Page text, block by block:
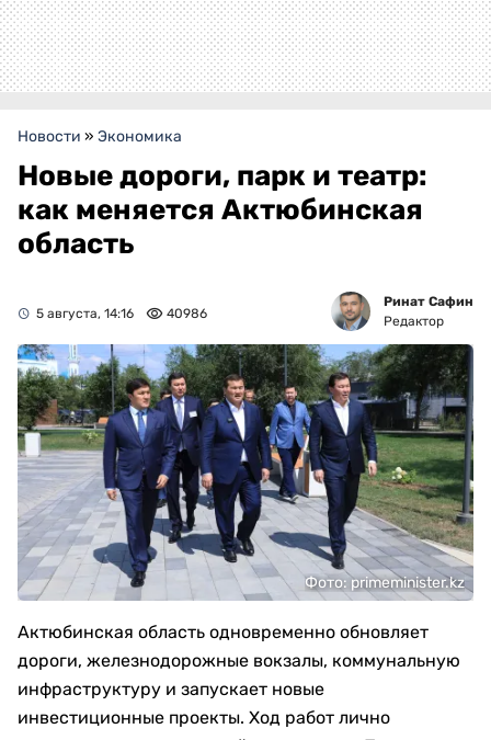
Новости » Экономика
Новые дороги, парк и театр:
как меняется Актюбинская
область
5 августа, 14:16 40986
Ринат Сафин
Редактор
Фото: primeminister.kz
Актюбинская область одновременно обновляет
дороги, железнодорожные вокзалы, коммунальную
инфраструктуру и запускает новые
инвестиционные проекты. Ход работ лично